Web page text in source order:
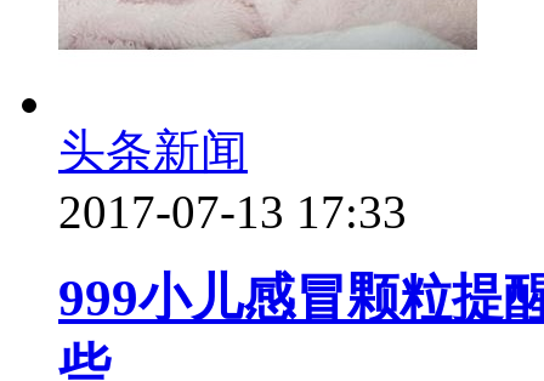
头条新闻
2017-07-13 17:33
999小儿感冒颗粒提
些